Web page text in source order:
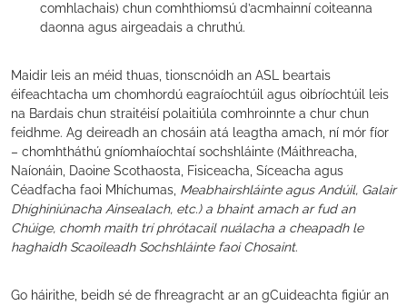
comhlachais) chun comhthiomsú d’acmhainní coiteanna
daonna agus airgeadais a chruthú.
Maidir leis an méid thuas, tionscnóidh an ASL beartais
éifeachtacha um chomhordú eagraíochtúil agus oibríochtúil leis
na Bardais chun straitéisí polaitiúla comhroinnte a chur chun
feidhme. Ag deireadh an chosáin atá leagtha amach, ní mór fíor
– chomhtháthú gníomhaíochtaí sochshláinte (Máithreacha,
Naíonáin, Daoine Scothaosta, Fisiceacha, Síceacha agus
Céadfacha faoi Mhíchumas, Meabhairshláinte agus Andúil, Galair
Dhíghiniúnacha Ainsealach, etc.) a bhaint amach ar fud an
Chúige, chomh maith trí phrótacail nuálacha a cheapadh le
haghaidh Scaoileadh Sochshláinte faoi Chosaint.
Go háirithe, beidh sé de fhreagracht ar an gCuideachta figiúr an